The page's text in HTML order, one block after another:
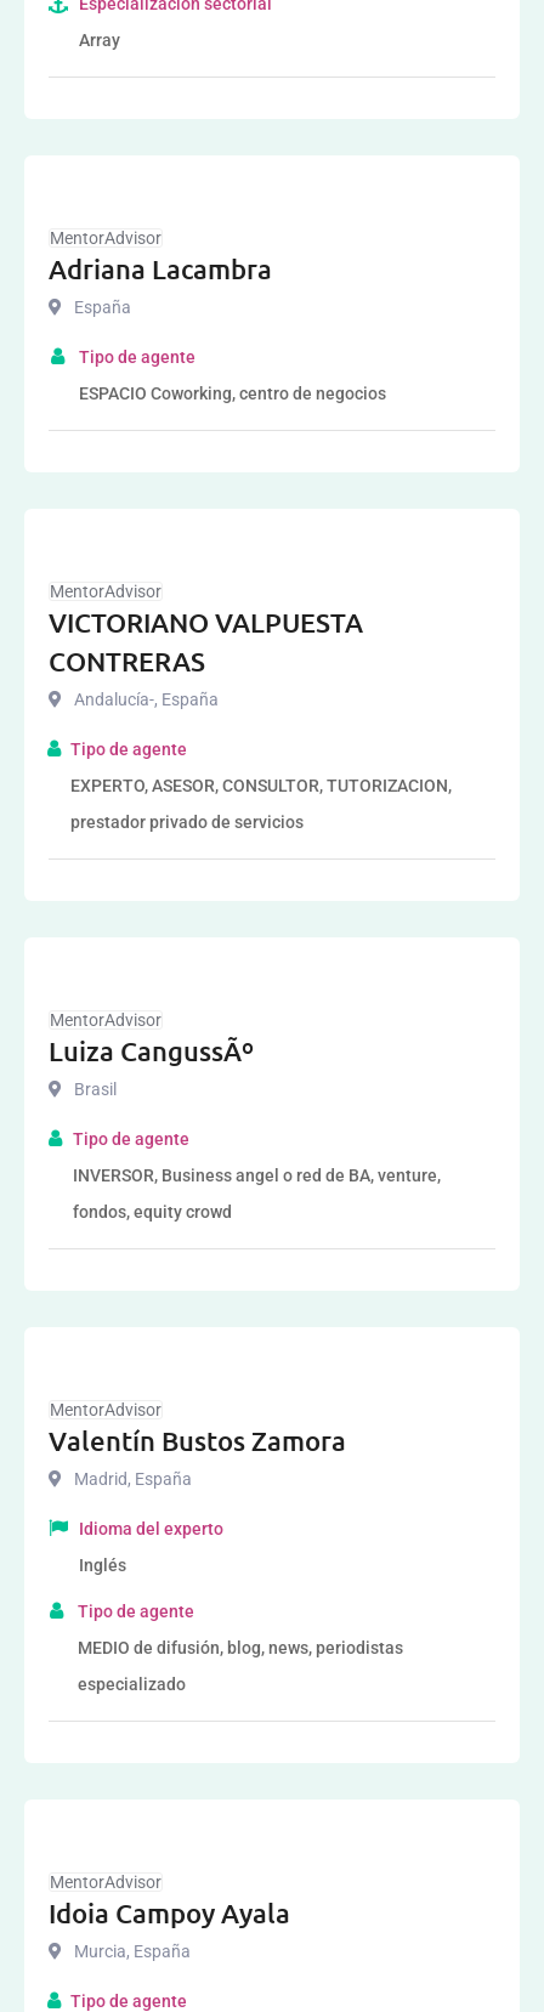
Array
MentorAdvisor
Adriana Lacambra
España
Tipo de agente
ESPACIO Coworking, centro de negocios
MentorAdvisor
VICTORIANO VALPUESTA
CONTRERAS
Andalucía-, España
Tipo de agente
EXPERTO, ASESOR, CONSULTOR, TUTORIZACION,
prestador privado de servicios
MentorAdvisor
Luiza CangussÃº
Brasil
Tipo de agente
INVERSOR, Business angel o red de BA, venture,
fondos, equity crowd
MentorAdvisor
Valentín Bustos Zamora
Madrid, España
Idioma del experto
Inglés
Tipo de agente
MEDIO de difusión, blog, news, periodistas
especializado
MentorAdvisor
Idoia Campoy Ayala
Murcia, España
Tipo de agente